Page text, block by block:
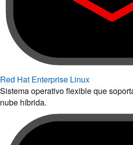
Red Hat Enterprise Linux
Sistema operativo flexible que
nube híbrida.